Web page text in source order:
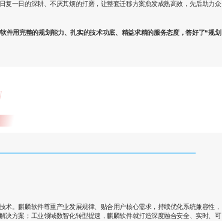
一日的深耕、不厌其烦的打磨，让整套迁移方案愈发成熟高效，先后助力众
件用完整的规划能力、扎实的技术功底、精益求精的服务态度，答好了“规划
。麒麟软件尊重产业发展规律、贴合用户核心需求，持续优化系统兼容性，
方案；工业领域数智化转型提速，麒麟软件就打造深度融合安全、实时、可